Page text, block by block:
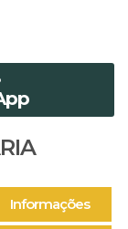
Informações